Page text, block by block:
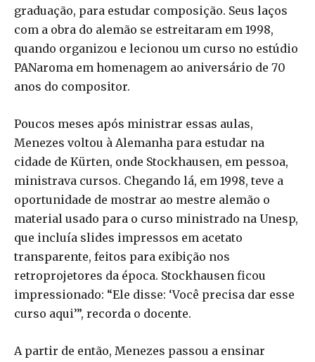
graduação, para estudar composição. Seus laços
com a obra do alemão se estreitaram em 1998,
quando organizou e lecionou um curso no estúdio
PANaroma em homenagem ao aniversário de 70
anos do compositor.
Poucos meses após ministrar essas aulas,
Menezes voltou à Alemanha para estudar na
cidade de Kürten, onde Stockhausen, em pessoa,
ministrava cursos. Chegando lá, em 1998, teve a
oportunidade de mostrar ao mestre alemão o
material usado para o curso ministrado na Unesp,
que incluía slides impressos em acetato
transparente, feitos para exibição nos
retroprojetores da época. Stockhausen ficou
impressionado: “Ele disse: ‘Você precisa dar esse
curso aqui’”, recorda o docente.
A partir de então, Menezes passou a ensinar